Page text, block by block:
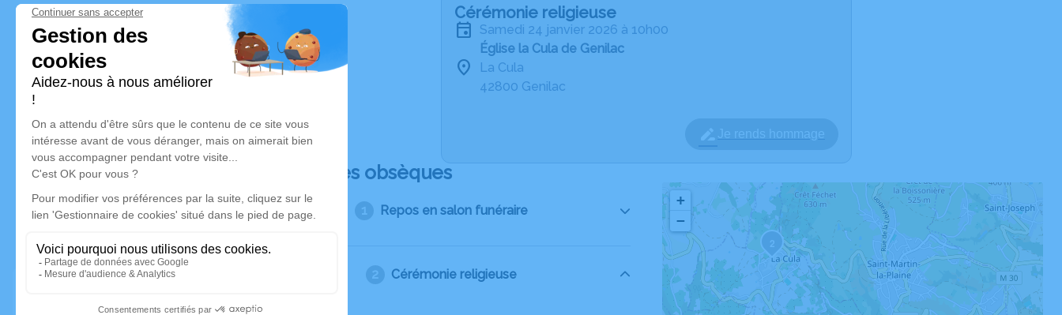
Cérémonie religieuse
samedi 24 janvier 2026 à 10h00
Église la Cula de Genilac
La Cula
42800 Genilac
Déroulé des obsèques
Repos en salon funéraire
Cérémonie religieuse
+
−